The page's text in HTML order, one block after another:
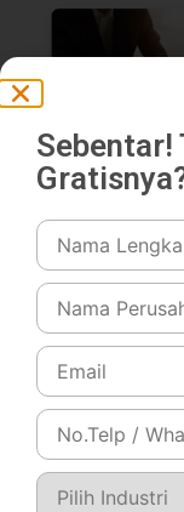
Sebentar!